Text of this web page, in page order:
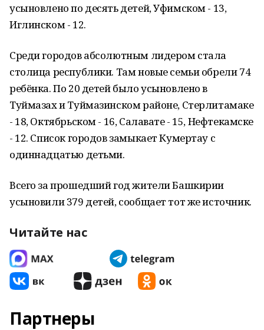
усыновлено по десять детей, Уфимском - 13,
Иглинском - 12.
Среди городов абсолютным лидером стала
столица республики. Там новые семьи обрели 74
ребёнка. По 20 детей было усыновлено в
Туймазах и Туймазинском районе, Стерлитамаке
- 18, Октябрьском - 16, Салавате - 15, Нефтекамске
- 12. Список городов замыкает Кумертау с
одиннадцатью детьми.
Всего за прошедший год жители Башкирии
усыновили 379 детей, сообщает тот же источник.
Читайте нас
Партнеры